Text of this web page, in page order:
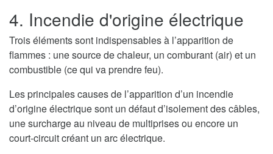
4. Incendie d'origine électrique
Trois éléments sont indispensables à l’apparition de
flammes : une source de chaleur, un comburant (air) et un
combustible (ce qui va prendre feu).
Les principales causes de l’apparition d’un incendie
d’origine électrique sont un défaut d’isolement des câbles,
une surcharge au niveau de multiprises ou encore un
court-circuit créant un arc électrique.